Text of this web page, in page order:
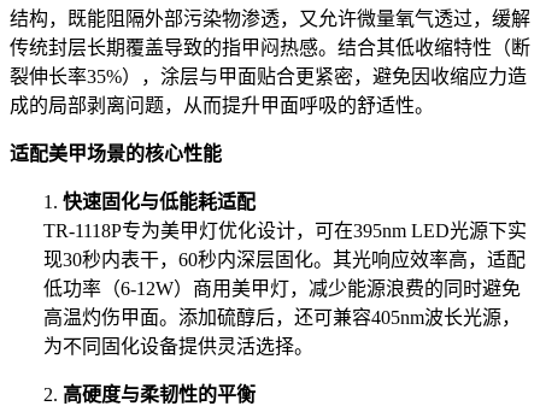
结构，既能阻隔外部污染物渗透，又允许微量氧气透过，缓解
传统封层长期覆盖导致的指甲闷热感。结合其低收缩特性（断
裂伸长率35%），涂层与甲面贴合更紧密，避免因收缩应力造
成的局部剥离问题，从而提升甲面呼吸的舒适性。
适配美甲场景的核心性能
1. 快速固化与低能耗适配
TR-1118P专为美甲灯优化设计，可在395nm LED光源下实
现30秒内表干，60秒内深层固化。其光响应效率高，适配
低功率（6-12W）商用美甲灯，减少能源浪费的同时避免
高温灼伤甲面。添加硫醇后，还可兼容405nm波长光源，
为不同固化设备提供灵活选择。
2. 高硬度与柔韧性的平衡